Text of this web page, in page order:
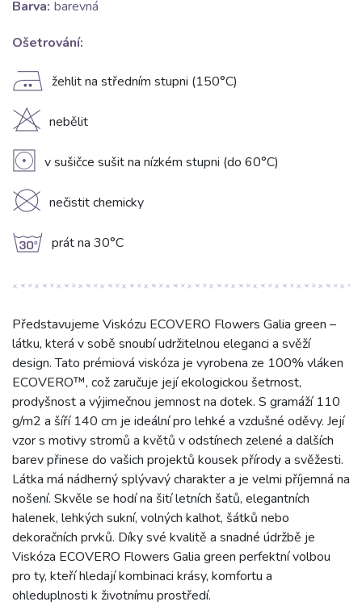
Barva: barevná
Ošetrování:
E žehlit na středním stupni (150°C)
H nebělit
V v sušičce sušit na nízkém stupni (do 60°C)
K nečistit chemicky
g prát na 30°C
Představujeme Viskózu ECOVERO Flowers Galia green –
látku, která v sobě snoubí udržitelnou eleganci a svěží
design. Tato prémiová viskóza je vyrobena ze 100% vláken
ECOVERO™, což zaručuje její ekologickou šetrnost,
prodyšnost a výjimečnou jemnost na dotek. S gramáží 110
g/m2 a šíří 140 cm je ideální pro lehké a vzdušné oděvy. Její
vzor s motivy stromů a květů v odstínech zelené a dalších
barev přinese do vašich projektů kousek přírody a svěžesti.
Látka má nádherný splývavý charakter a je velmi příjemná na
nošení. Skvěle se hodí na šití letních šatů, elegantních
halenek, lehkých sukní, volných kalhot, šátků nebo
dekoračních prvků. Díky své kvalitě a snadné údržbě je
Viskóza ECOVERO Flowers Galia green perfektní volbou
pro ty, kteří hledají kombinaci krásy, komfortu a
ohleduplnosti k životnímu prostředí.